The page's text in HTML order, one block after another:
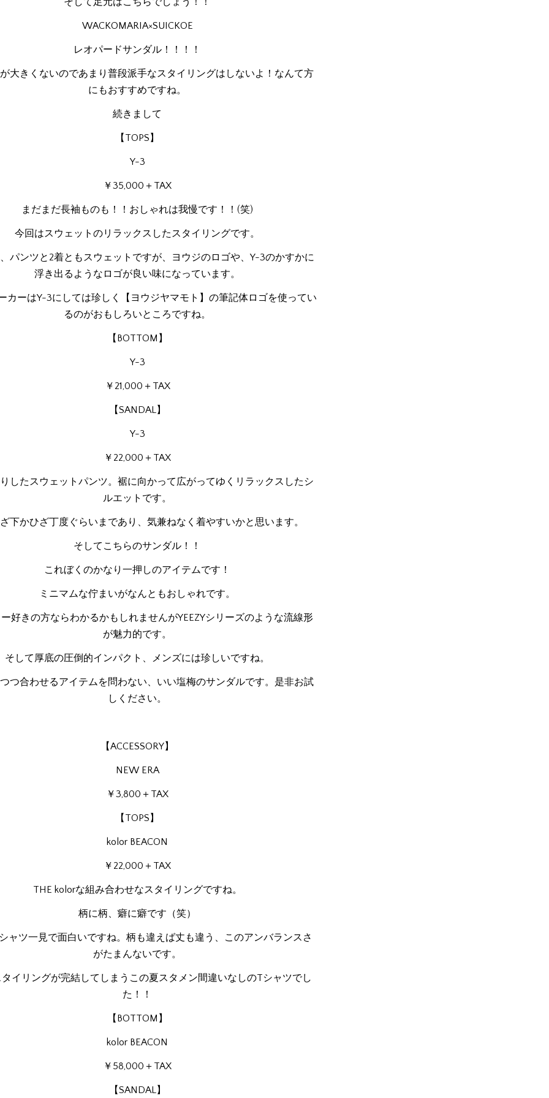
WACKOMARIA×SUICKOE
レオパードサンダル！！！！
大きくないのであまり普段派手なスタイリングはしないよ！なんて方
にもおすすめですね。
続きまして
【TOPS】
Y-3
￥35,000＋TAX
まだまだ長袖ものも！！おしゃれは我慢です！！(笑)
今回はスウェットのリラックスしたスタイリングです。
パンツと2着ともスウェットですが、ヨウジのロゴや、Y-3のかすかに
浮き出るようなロゴが良い味になっています。
カーはY-3にしては珍しく【ヨウジヤマモト】の筆記体ロゴを使ってい
るのがおもしろいところですね。
【BOTTOM】
Y-3
￥21,000＋TAX
【SANDAL】
Y-3
￥22,000＋TAX
したスウェットパンツ。裾に向かって広がってゆくリラックスしたシ
ルエットです。
下かひざ丁度ぐらいまであり、気兼ねなく着やすいかと思います。
そしてこちらのサンダル！！
これぼくのかなり一押しのアイテムです！
ミニマムな佇まいがなんともおしゃれです。
好きの方ならわかるかもしれませんがYEEZYシリーズのような流線形
が魅力的です。
そして厚底の圧倒的インパクト、メンズには珍しいですね。
つ合わせるアイテムを問わない、いい塩梅のサンダルです。是非お試
しください。
【ACCESSORY】
NEW ERA
￥3,800＋TAX
【TOPS】
kolor BEACON
￥22,000＋TAX
THE kolorな組み合わせなスタイリングですね。
柄に柄、癖に癖です（笑）
ャツ一見で面白いですね。柄も違えば丈も違う、このアンバランスさ
がたまんないです。
イリングが完結してしまうこの夏スタメン間違いなしのTシャツでし
た！！
【BOTTOM】
kolor BEACON
￥58,000＋TAX
【SANDAL】